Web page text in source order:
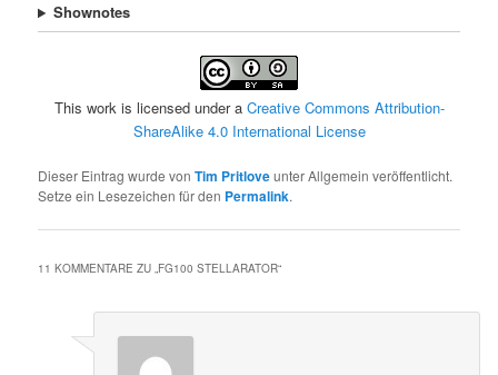
Shownotes
This work is licensed under a Creative Commons Attribution-
ShareAlike 4.0 International License
Dieser Eintrag wurde vonTim Pritloveunter Allgemein veröffentlicht.
Setze ein Lesezeichen für den Permalink.
11 KOMMENTARE ZU „FG100 STELLARATOR“